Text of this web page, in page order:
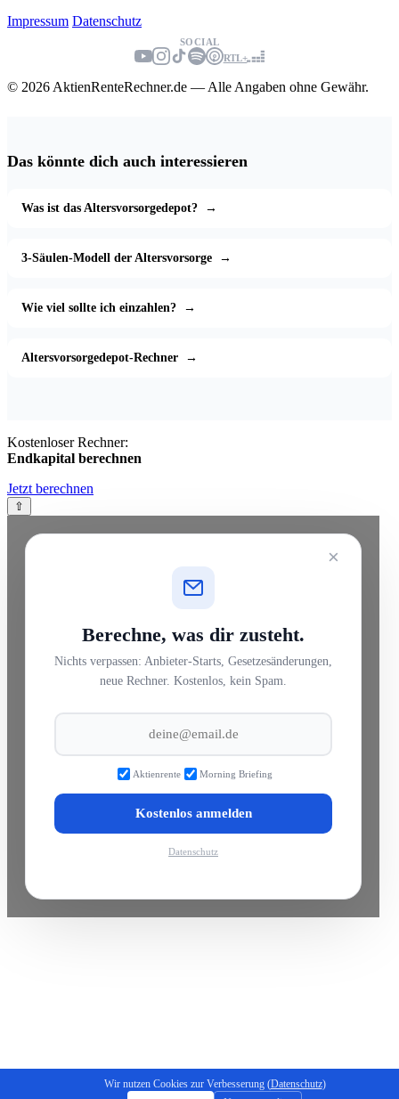
Impressum Datenschutz
SOCIAL
RTL+
© 2026 AktienRenteRechner.de — Alle Angaben ohne Gewähr.
Wir nutzen Cookies zur Verbesserung (Datenschutz)
Das könnte dich auch interessieren
Was ist das Altersvorsorgedepot? →
3-Säulen-Modell der Altersvorsorge →
Wie viel sollte ich einzahlen? →
Altersvorsorgedepot-Rechner →
Kostenloser Rechner:
Endkapital berechnen
Jetzt berechnen
⇧
×
Berechne, was dir zusteht.
Nichts verpassen: Anbieter-Starts, Gesetzesänderungen,
neue Rechner. Kostenlos, kein Spam.
Aktienrente Morning Briefing
Kostenlos anmelden
Datenschutz